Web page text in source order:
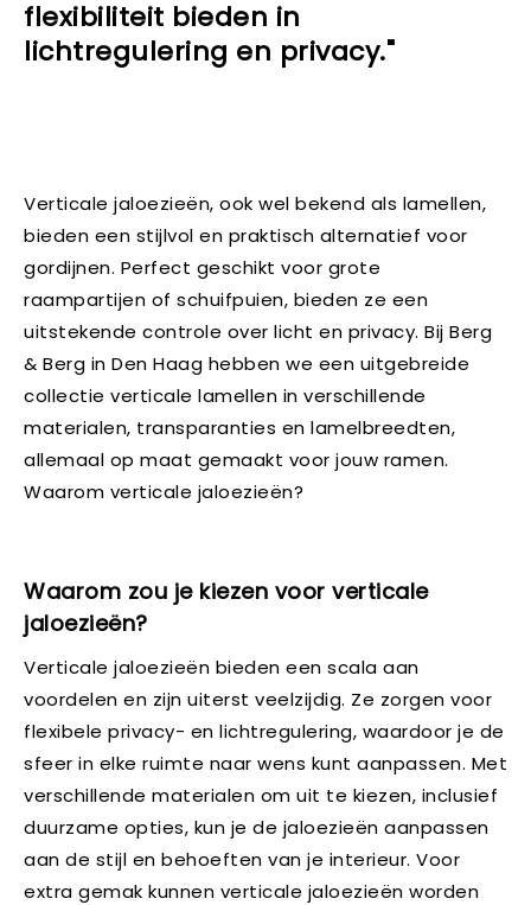
flexibiliteit bieden in
lichtregulering en privacy."
Verticale jaloezieën, ook wel bekend als lamellen,
bieden een stijlvol en praktisch alternatief voor
gordijnen. Perfect geschikt voor grote
raampartijen of schuifpuien, bieden ze een
uitstekende controle over licht en privacy. Bij Berg
& Berg in Den Haag hebben we een uitgebreide
collectie verticale lamellen in verschillende
materialen, transparanties en lamelbreedten,
allemaal op maat gemaakt voor jouw ramen.
Waarom verticale jaloezieën?
Waarom zou je kiezen voor verticale
jaloezieën?
Verticale jaloezieën bieden een scala aan
voordelen en zijn uiterst veelzijdig. Ze zorgen voor
flexibele privacy- en lichtregulering, waardoor je de
sfeer in elke ruimte naar wens kunt aanpassen. Met
verschillende materialen om uit te kiezen, inclusief
duurzame opties, kun je de jaloezieën aanpassen
aan de stijl en behoeften van je interieur. Voor
extra gemak kunnen verticale jaloezieën worden